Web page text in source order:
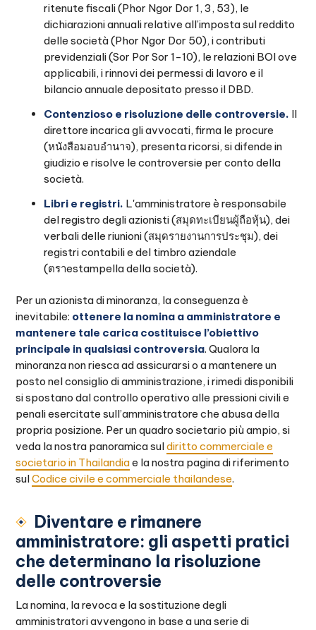
ritenute fiscali (Phor Ngor Dor 1, 3, 53), le
dichiarazioni annuali relative all’imposta sul reddito
delle società (Phor Ngor Dor 50), i contributi
previdenziali (Sor Por Sor 1-10), le relazioni BOI ove
applicabili, i rinnovi dei permessi di lavoro e il
bilancio annuale depositato presso il DBD.
Contenzioso e risoluzione delle controversie. Il
direttore incarica gli avvocati, firma le procure
(หนังสือมอบอำนาจ), presenta ricorsi, si difende in
giudizio e risolve le controversie per conto della
società.
Libri e registri. L'amministratore è responsabile
del registro degli azionisti (สมุดทะเบียนผู้ถือหุ้น), dei
verbali delle riunioni (สมุดรายงานการประชุม), dei
registri contabili e del timbro aziendale
(ตราestampella della società).
Per un azionista di minoranza, la conseguenza è
inevitabile: ottenere la nomina a amministratore e
mantenere tale carica costituisce l’obiettivo
principale in qualsiasi controversia. Qualora la
minoranza non riesca ad assicurarsi o a mantenere un
posto nel consiglio di amministrazione, i rimedi disponibili
si spostano dal controllo operativo alle pressioni civili e
penali esercitate sull’amministratore che abusa della
propria posizione. Per un quadro societario più ampio, si
veda la nostra panoramica suldiritto commerciale e
societario in Thailandiae la nostra pagina di riferimento
sulCodice civile e commerciale thailandese.
Diventare e rimanere
amministratore: gli aspetti pratici
che determinano la risoluzione
delle controversie
La nomina, la revoca e la sostituzione degli
amministratori avvengono in base a una serie di